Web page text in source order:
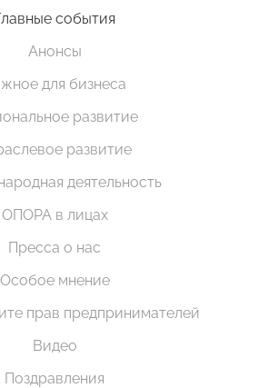
события
Анонсы
для бизнеса
развитие
развитие
деятельность
ОПОРА в лицах
Пресса о нас
Особое мнение
прав предпринимателей
Видео
Поздравления